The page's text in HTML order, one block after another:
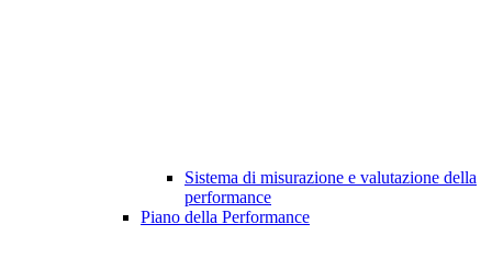
Sistema di misurazione e valutazione della
performance
Piano della Performance